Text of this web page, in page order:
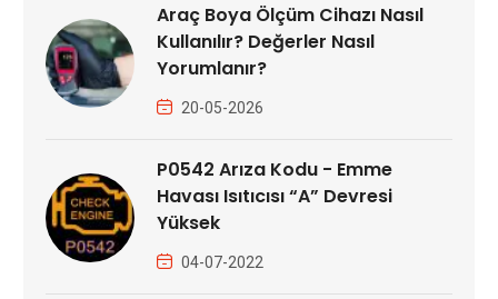
Araç Boya Ölçüm Cihazı Nasıl
Kullanılır? Değerler Nasıl
Yorumlanır?
20-05-2026
P0542 Arıza Kodu - Emme
Havası Isıtıcısı “A” Devresi
Yüksek
04-07-2022